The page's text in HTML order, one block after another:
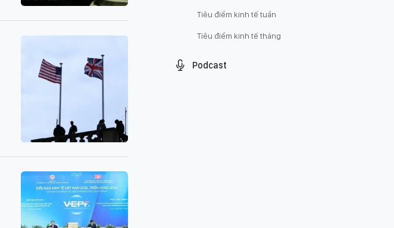
Tiêu điểm kinh tế tuần
Tiêu điểm kinh tế tháng
Podcast